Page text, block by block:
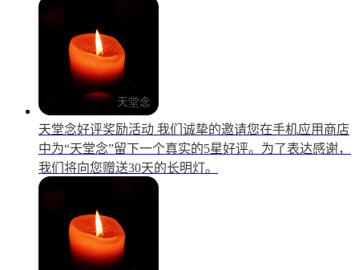
天堂念好评奖励活动 我们诚挚的邀请您在手机应用商店
中为“天堂念”留下一个真实的5星好评。为了表达感谢，
我们将向您赠送30天的长明灯。